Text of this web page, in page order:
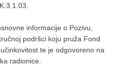
informacije o Pozivu,
podršci koju pruža Fond
te je odgovoreno na
radionice.